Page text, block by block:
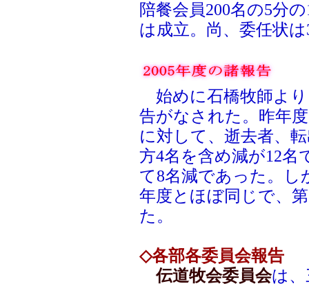
陪餐会員200名の5分
は成立。尚、委任状は
始めに石橋牧師より
告がなされた。昨年
に対して、逝去者、
方4名を含め減が12名
て8名減であった。し
年度とほぼ同じで、
た。
◇各部各委員会報告
伝道牧会委員会は